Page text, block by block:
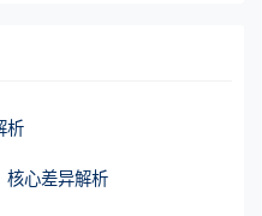
析
核心差异解析